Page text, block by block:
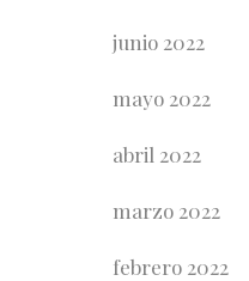
junio 2022
mayo 2022
abril 2022
marzo 2022
febrero 2022